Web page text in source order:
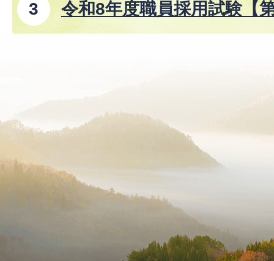
令和8年度職員採用試験【